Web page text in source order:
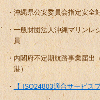
沖縄県公安委員会指定安全
一般財団法人沖縄マリンレ
員
内閣府不定期航路事業届出
港）
【 ISO24803適合サービス